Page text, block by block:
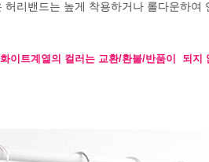
허리밴드는 높게 착용하거나 롤다운하여
이트계열의 컬러는 교환/환불/반품이 되지